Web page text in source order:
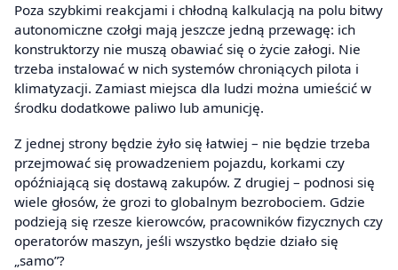
Poza szybkimi reakcjami i chłodną kalkulacją na polu bitwy
autonomiczne czołgi mają jeszcze jedną przewagę: ich
konstruktorzy nie muszą obawiać się o życie załogi. Nie
trzeba instalować w nich systemów chroniących pilota i
klimatyzacji. Zamiast miejsca dla ludzi można umieścić w
środku dodatkowe paliwo lub amunicję.
Z jednej strony będzie żyło się łatwiej – nie będzie trzeba
przejmować się prowadzeniem pojazdu, korkami czy
opóźniającą się dostawą zakupów. Z drugiej – podnosi się
wiele głosów, że grozi to globalnym bezrobociem. Gdzie
podzieją się rzesze kierowców, pracowników fizycznych czy
operatorów maszyn, jeśli wszystko będzie działo się
„samo”?